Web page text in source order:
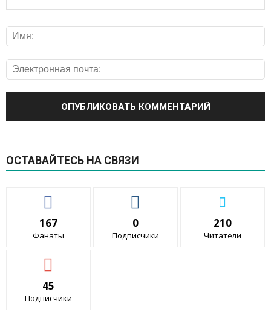
ОСТАВАЙТЕСЬ НА СВЯЗИ
167
Фанаты
0
Подписчики
210
Читатели
45
Подписчики